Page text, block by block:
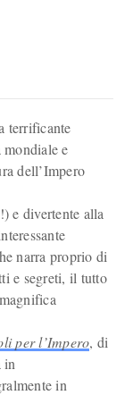
terrificante
mondiale e
dell’Impero
e divertente alla
narra proprio di
e segreti, il tutto
per l’Impero, di
in
in